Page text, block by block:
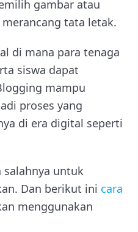
gambar atau
tata letak.
di mana para tenaga
siswa dapat
mampu
proses yang
di era digital seperti
salahnya untuk
Dan berikut ini cara
menggunakan